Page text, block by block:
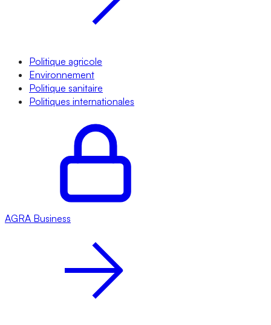
Politique agricole
Environnement
Politique sanitaire
Politiques internationales
AGRA Business